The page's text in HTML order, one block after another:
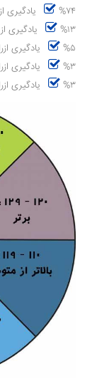
%۷۴ يادگيرى ازراه کاربرد حس بينايي شکل میگیرد.
%۱۳ يادگيرى از راه کاربرد حس شنوايي اتفاق می افتد.
%۵ يادگيرى ازراه کاربرد
%۳ يادگيرى ازراه کاربرد حس بويايي است.
%۳ يادگيرى ازراه کاربرد